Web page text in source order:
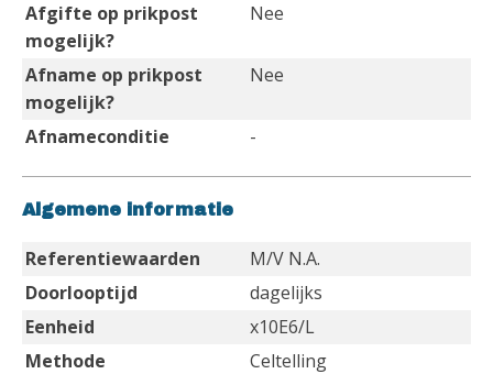
Afgifte op prikpost
mogelijk?
Nee
Afname op prikpost
mogelijk?
Nee
Afnameconditie -
Algemene informatie
Referentiewaarden
M/V N.A.
Doorlooptijd
dagelijks
Eenheid
x10E6/L
Methode
Celtelling